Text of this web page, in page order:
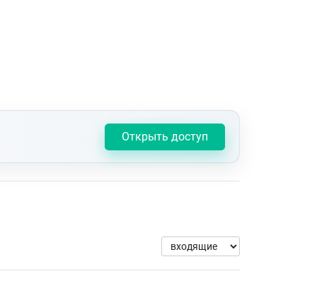
Открыть доступ